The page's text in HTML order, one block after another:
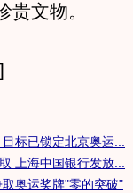
贵文物。
]
标已锁定北京奥运...
上海中国银行发放...
奥运奖牌"零的突破"